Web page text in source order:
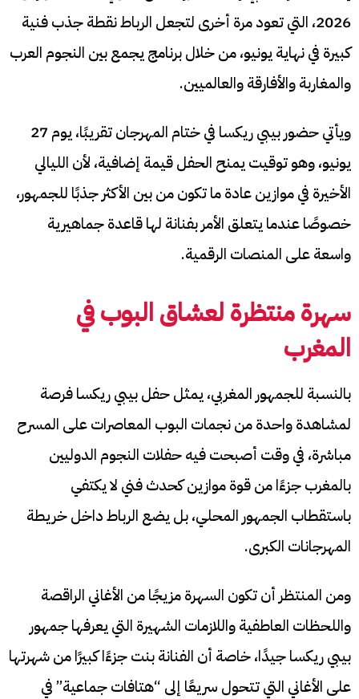
2026، التي تعود مرة أخرى لتجعل الرباط نقطة جذب فنية
كبيرة في نهاية يونيو، من خلال برنامج يجمع بين النجوم العرب
والمغاربة والأفارقة والعالميين.
ويأتي حضور بيبي ريكسا في ختام المهرجان تقريبًا، يوم 27
يونيو، وهو توقيت يمنح الحفل قيمة إضافية، لأن الليالي
الأخيرة في موازين عادة ما تكون من بين الأكثر جذبًا للجمهور،
خصوصًا عندما يتعلق الأمر بفنانة لها قاعدة جماهيرية
واسعة على المنصات الرقمية.
سهرة منتظرة لعشاق البوب في
المغرب
بالنسبة للجمهور المغربي، يمثل حفل بيبي ريكسا فرصة
لمشاهدة واحدة من نجمات البوب المعاصرات على المسرح
مباشرة، في وقت أصبحت فيه حفلات النجوم الدوليين
بالمغرب جزءًا من قوة موازين كحدث فني لا يكتفي
باستقطاب الجمهور المحلي، بل يضع الرباط داخل خريطة
المهرجانات الكبرى.
ومن المنتظر أن تكون السهرة مزيجًا من الأغاني الراقصة
واللحظات العاطفية واللازمات الشهيرة التي يعرفها جمهور
بيبي ريكسا جيدًا، خاصة أن الفنانة بنت جزءًا كبيرًا من شهرتها
على الأغاني التي تتحول سريعًا إلى “هتافات جماعية” في